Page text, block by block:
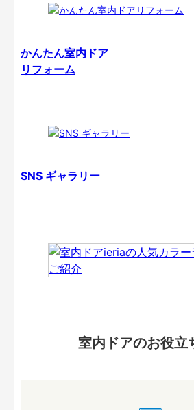
かんたん室内ドア
リフォーム
SNS ギャラリー
室内ドアのお役立